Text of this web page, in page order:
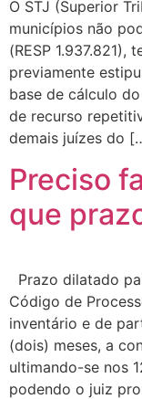
O STJ (Superior
municípios não
(RESP
previamente
base de cálculo
de recurso
demais juízes do
Preciso
que
Prazo dilatado
Código de
inventário e de
(dois) meses, a
ultimando-se nos
podendo o juiz